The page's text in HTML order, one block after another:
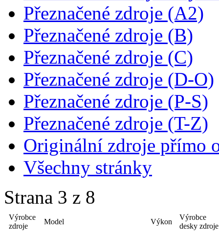
Přeznačené zdroje (A2)
Přeznačené zdroje (B)
Přeznačené zdroje (C)
Přeznačené zdroje (D-O)
Přeznačené zdroje (P-S)
Přeznačené zdroje (T-Z)
Originální zdroje přímo
Všechny stránky
Strana 3 z 8
Výrobce
zdroje
Model Výkon
Výrobce
desky zdroje